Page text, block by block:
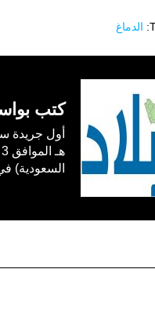
الدماغ
كتب
السعودية) في 1365/4/1 هـ 1946/